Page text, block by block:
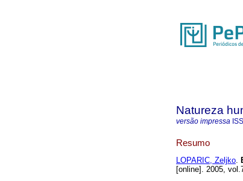
Natureza
versão impressa
Resumo
LOPARIC, Zeljko.
[online]. 2005,